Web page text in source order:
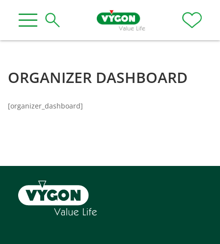
ORGANIZER DASHBOARD
[organizer_dashboard]